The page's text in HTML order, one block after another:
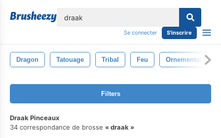
Se connecter S'inscrire
Dragon Tatouage Tribal Feu Ornemental
Filters
Draak Pinceaux
34 correspondance de brosse
draak